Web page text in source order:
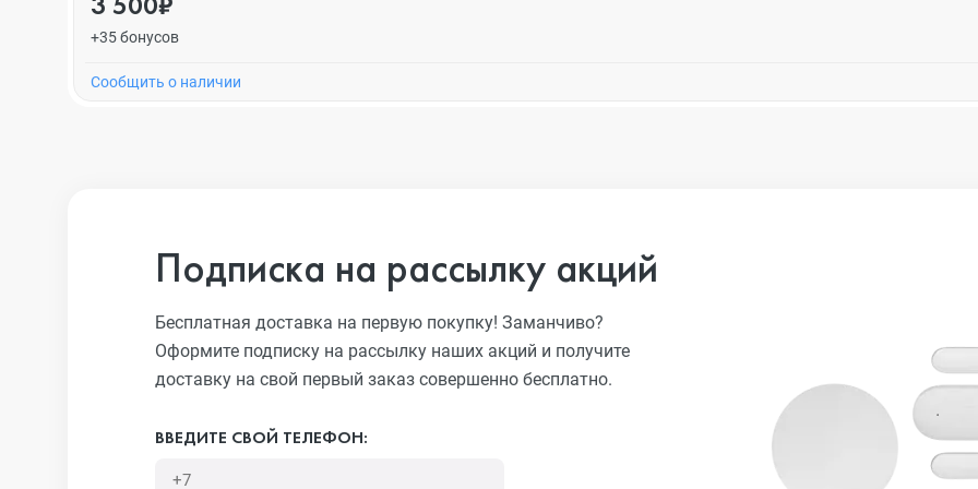
+35 бонусов
Cообщить о наличии
Подписка на рассылку акций
Бесплатная доставка на первую покупку! Заманчиво?
Оформите подписку на рассылку наших акций и получите
доставку на свой первый заказ совершенно бесплатно.
ВВЕДИТЕ СВОЙ ТЕЛЕФОН: